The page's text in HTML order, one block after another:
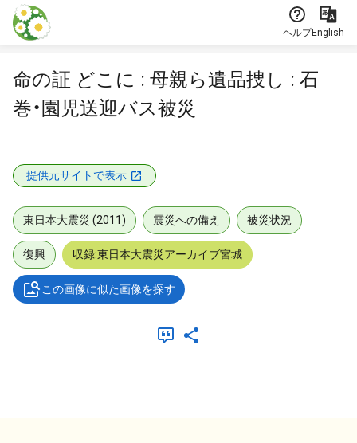
本文に飛ぶ
ヘルプEnglish
命の証 どこに : 母親ら遺品捜し : 石
巻・園児送迎バス被災
提供元サイトで表示
東日本大震災 (2011) 震災への備え 被災状況
復興 収録:東日本大震災アーカイブ宮城
この画像に似た画像を探す